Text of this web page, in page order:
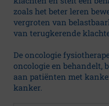
Czoals het beter leren
vergroten van
van terugkerende
De oncologie
oncologie en behandelt,
aan patiënten met
kanker.